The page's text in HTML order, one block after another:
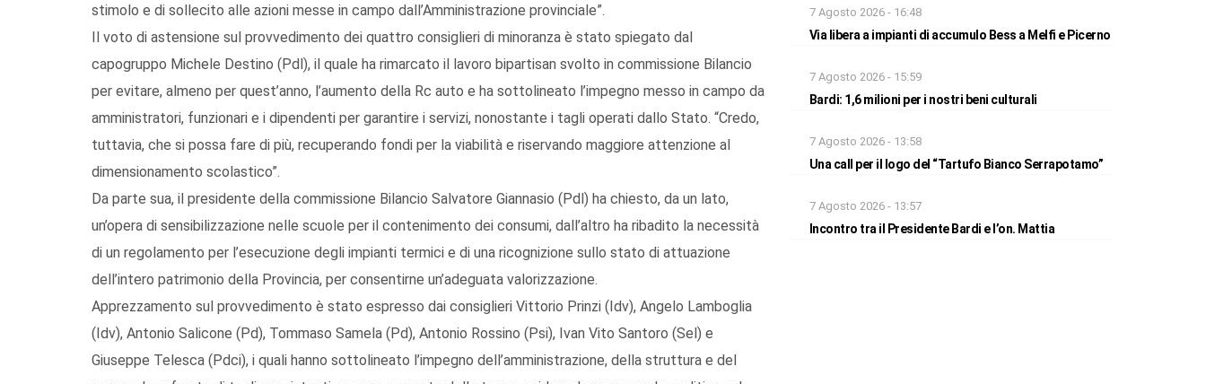
stimolo e di sollecito alle azioni messe in campo dall’Amministrazione provinciale”.
Il voto di astensione sul provvedimento dei quattro consiglieri di minoranza è stato spiegato dal
capogruppo Michele Destino (Pdl), il quale ha rimarcato il lavoro bipartisan svolto in commissione Bilancio
per evitare, almeno per quest’anno, l’aumento della Rc auto e ha sottolineato l’impegno messo in campo da
amministratori, funzionari e i dipendenti per garantire i servizi, nonostante i tagli operati dallo Stato. “Credo,
tuttavia, che si possa fare di più, recuperando fondi per la viabilità e riservando maggiore attenzione al
dimensionamento scolastico”.
Da parte sua, il presidente della commissione Bilancio Salvatore Giannasio (Pdl) ha chiesto, da un lato,
un’opera di sensibilizzazione nelle scuole per il contenimento dei consumi, dall’altro ha ribadito la necessità
di un regolamento per l’esecuzione degli impianti termici e di una ricognizione sullo stato di attuazione
dell’intero patrimonio della Provincia, per consentirne un’adeguata valorizzazione.
Apprezzamento sul provvedimento è stato espresso dai consiglieri Vittorio Prinzi (Idv), Angelo Lamboglia
(Idv), Antonio Salicone (Pd), Tommaso Samela (Pd), Antonio Rossino (Psi), Ivan Vito Santoro (Sel) e
Giuseppe Telesca (Pdci), i quali hanno sottolineato l’impegno dell’amministrazione, della struttura e del
7 Agosto 2026 - 16:48
Via libera a impianti di accumulo Bess a Melfi e Picerno
7 Agosto 2026 - 15:59
Bardi: 1,6 milioni per i nostri beni culturali
7 Agosto 2026 - 13:58
Una call per il logo del “Tartufo Bianco Serrapotamo”
7 Agosto 2026 - 13:57
Incontro tra il Presidente Bardi e l’on. Mattia